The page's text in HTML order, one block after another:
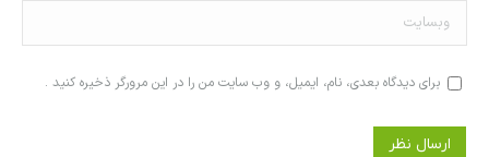
وبسایت
برای دیدگاه بعدی، نام، ایمیل، و وب سایت من را در این مرورگر ذخیره کنید .
ارسال نظر